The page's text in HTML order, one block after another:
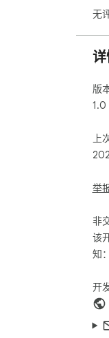
据
无
版
1.0
上
举
开
非
该
知